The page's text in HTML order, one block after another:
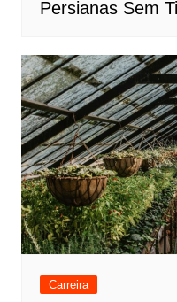
Persianas Sem
Carreira